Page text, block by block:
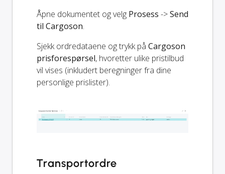
Åpne dokumentet og velg Prosess ->Send
til Cargoson.
Sjekk ordredataene og trykk på Cargoson
prisforespørsel, hvoretter ulike pristilbud
vil vises (inkludert beregninger fra dine
personlige prislister).
Transportordre